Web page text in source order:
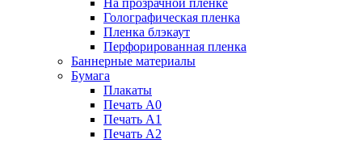
На прозрачной пленке
Голографическая пленка
Пленка блэкаут
Перфорированная пленка
Баннерные материалы
Бумага
Плакаты
Печать А0
Печать А1
Печать А2